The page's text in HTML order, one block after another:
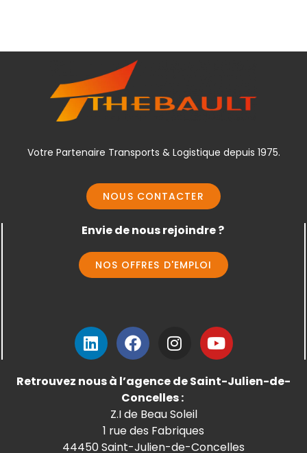
Votre Partenaire Transports & Logistique depuis 1975.
NOUS CONTACTER
Envie de nous rejoindre ?
NOS OFFRES D'EMPLOI
Retrouvez nous à l’agencede Saint-Julien-de-
Concelles :
Z.I de Beau Soleil
1 rue des Fabriques
44450 Saint-Julien-de-Concelles